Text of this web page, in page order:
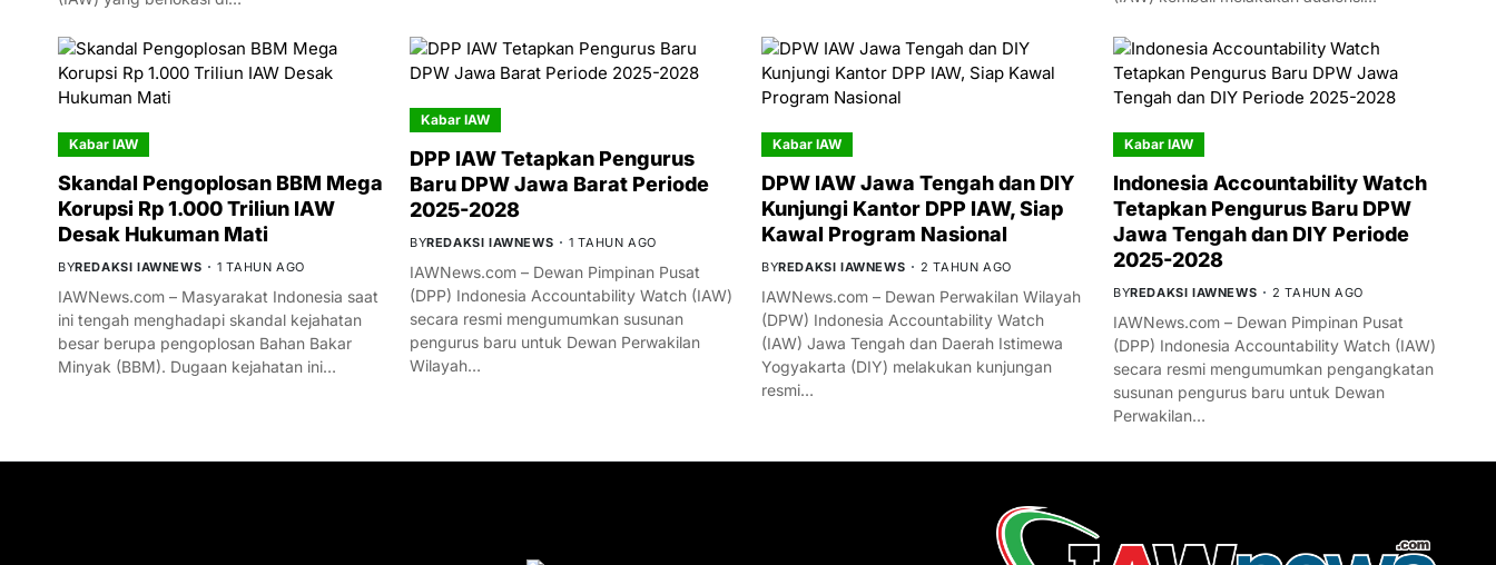
Kabar IAW
Skandal Pengoplosan BBM Mega
Korupsi Rp 1.000 Triliun IAW
Desak Hukuman Mati
BYREDAKSI IAWNEWS 1 TAHUN AGO
IAWNews.com – Masyarakat Indonesia saat
ini tengah menghadapi skandal kejahatan
besar berupa pengoplosan Bahan Bakar
Minyak (BBM). Dugaan kejahatan ini…
Kabar IAW
DPP IAW Tetapkan Pengurus
Baru DPW Jawa Barat Periode
2025-2028
BYREDAKSI IAWNEWS 1 TAHUN AGO
IAWNews.com – Dewan Pimpinan Pusat
(DPP) Indonesia Accountability Watch (IAW)
secara resmi mengumumkan susunan
pengurus baru untuk Dewan Perwakilan
Wilayah…
Kabar IAW
DPW IAW Jawa Tengah dan DIY
Kunjungi Kantor DPP IAW, Siap
Kawal Program Nasional
BYREDAKSI IAWNEWS 2 TAHUN AGO
IAWNews.com – Dewan Perwakilan Wilayah
(DPW) Indonesia Accountability Watch
(IAW) Jawa Tengah dan Daerah Istimewa
Yogyakarta (DIY) melakukan kunjungan
resmi…
Kabar IAW
Indonesia Accountability Watch
Tetapkan Pengurus Baru DPW
Jawa Tengah dan DIY Periode
2025-2028
BYREDAKSI IAWNEWS 2 TAHUN AGO
IAWNews.com – Dewan Pimpinan Pusat
(DPP) Indonesia Accountability Watch (IAW)
secara resmi mengumumkan pengangkatan
susunan pengurus baru untuk Dewan
Perwakilan…